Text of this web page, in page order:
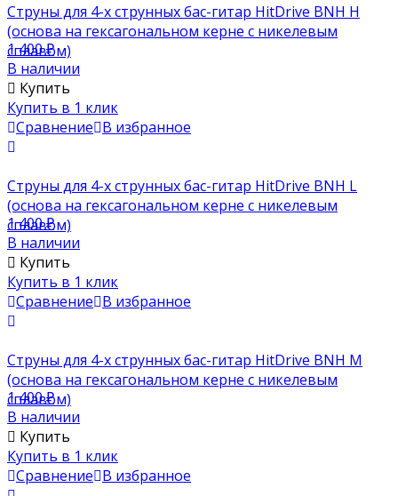
Струны для 4-х струнных бас-гитар HitDrive BNH H
(основа на гексагональном керне с никелевым
сплавом)
1 400₽
В наличии
Купить
Купить в 1 клик
Сравнение В избранное
Струны для 4-х струнных бас-гитар HitDrive BNH L
(основа на гексагональном керне с никелевым
сплавом)
1 400₽
В наличии
Купить
Купить в 1 клик
Сравнение В избранное
Струны для 4-х струнных бас-гитар HitDrive BNH M
(основа на гексагональном керне с никелевым
сплавом)
1 400₽
В наличии
Купить
Купить в 1 клик
Сравнение В избранное